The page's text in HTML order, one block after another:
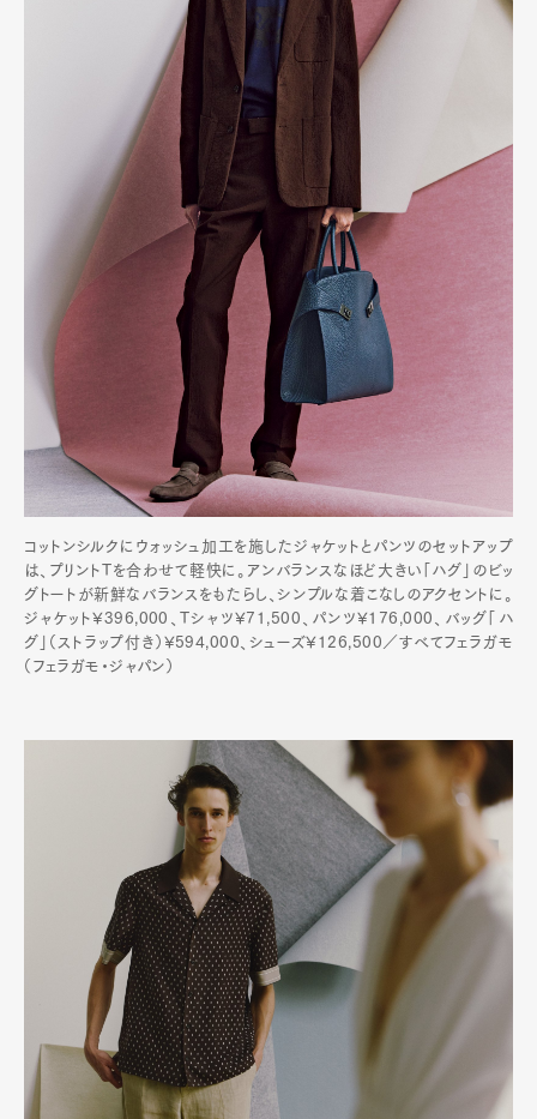
コットンシルクにウォッシュ加工を施したジャケットとパンツのセットアップ
は、プリントTを合わせて軽快に。アンバランスなほど大きい「ハグ」のビッ
グトートが新鮮なバランスをもたらし、シンプルな着こなしのアクセントに。
ジャケット¥396,000、Tシャツ¥71,500、パンツ¥176,000、バッグ「ハ
グ」（ストラップ付き）¥594,000、シューズ¥126,500／すべてフェラガモ
（フェラガモ・ジャパン）